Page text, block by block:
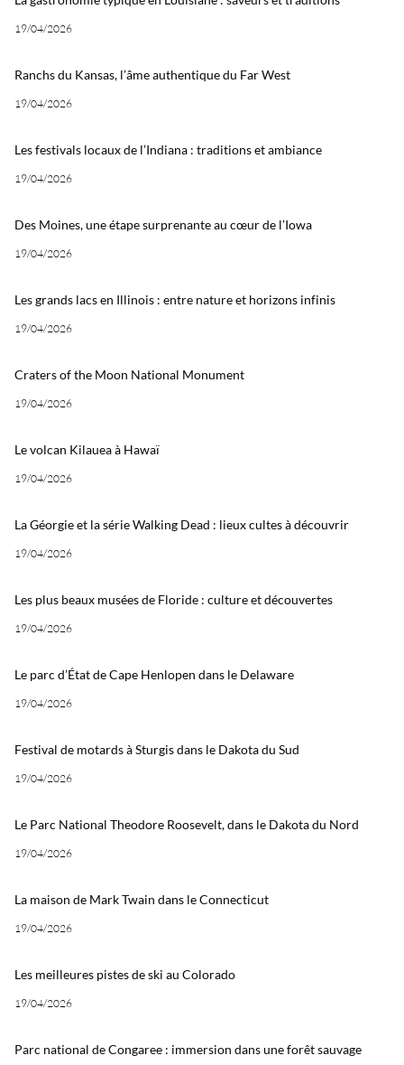
19/04/2026
Ranchs du Kansas, l’âme authentique du Far West
19/04/2026
Les festivals locaux de l’Indiana : traditions et ambiance
19/04/2026
Des Moines, une étape surprenante au cœur de l’Iowa
19/04/2026
Les grands lacs en Illinois : entre nature et horizons infinis
19/04/2026
Craters of the Moon National Monument
19/04/2026
Le volcan Kilauea à Hawaï
19/04/2026
La Géorgie et la série Walking Dead : lieux cultes à découvrir
19/04/2026
Les plus beaux musées de Floride : culture et découvertes
19/04/2026
Le parc d’État de Cape Henlopen dans le Delaware
19/04/2026
Festival de motards à Sturgis dans le Dakota du Sud
19/04/2026
Le Parc National Theodore Roosevelt, dans le Dakota du Nord
19/04/2026
La maison de Mark Twain dans le Connecticut
19/04/2026
Les meilleures pistes de ski au Colorado
19/04/2026
Parc national de Congaree : immersion dans une forêt sauvage